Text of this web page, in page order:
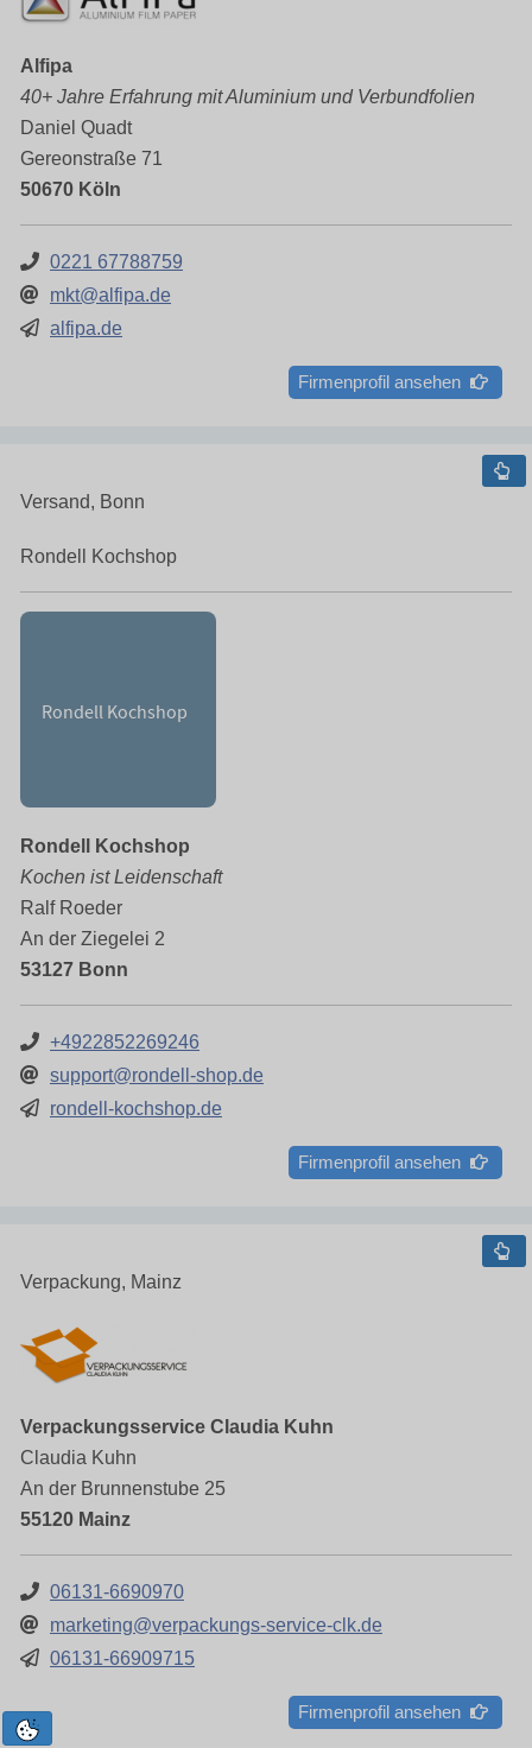
Alfipa
40+ Jahre Erfahrung mit Aluminium und Verbundfolien
Daniel Quadt
Gereonstraße 71
50670 Köln
0221 67788759
mkt@alfipa.de
alfipa.de
Firmenprofil ansehen
Versand, Bonn
Rondell Kochshop
Rondell Kochshop
Kochen ist Leidenschaft
Ralf Roeder
An der Ziegelei 2
53127 Bonn
+4922852269246
support@rondell-shop.de
rondell-kochshop.de
Firmenprofil ansehen
Verpackung, Mainz
Verpackungsservice Claudia Kuhn
Claudia Kuhn
An der Brunnenstube 25
55120 Mainz
06131-6690970
marketing@verpackungs-service-clk.de
06131-66909715
Firmenprofil ansehen